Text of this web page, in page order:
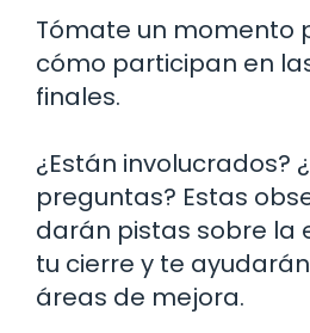
Tómate un momento
cómo participan en
finales.
¿Están involucrados?
preguntas? Estas
darán pistas sobre la
tu cierre y te
áreas de mejora.